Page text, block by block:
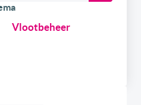
Vlootbeheer